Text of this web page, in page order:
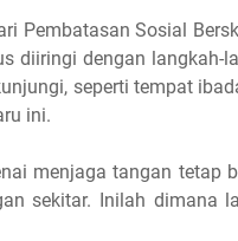
Pembatasan Sosial
diiringi dengan langkah-
seperti tempat
ini.
menjaga tangan tetap
sekitar. Inilah dimana